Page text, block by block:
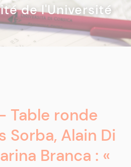
de l'Université
Table ronde
Sorba, Alain Di
Branca : «